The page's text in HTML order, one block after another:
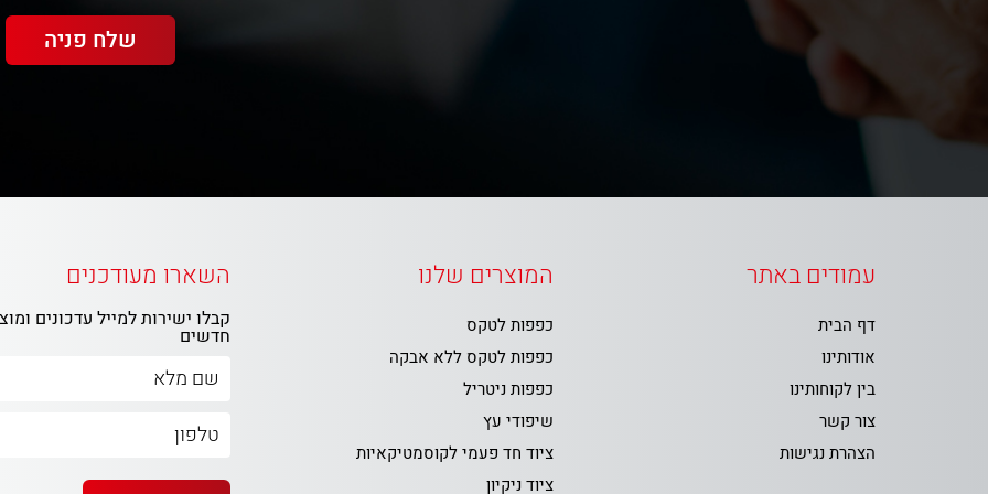
עמודים באתר
דף הבית
אודותינו
בין לקוחותינו
צור קשר
הצהרת נגישות
המוצרים שלנו
כפפות לטקס
כפפות לטקס ללא אבקה
כפפות ניטריל
שיפודי עץ
ציוד חד פעמי לקוסמטיקאיות
ציוד ניקיון
השארו מעודכנים
קבלו ישירות למייל עדכונים
חדשים